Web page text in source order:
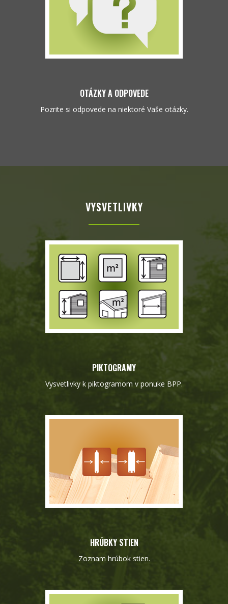
OTÁZKY A ODPOVEDE
Pozrite si odpovede na niektoré Vaše otázky.
VYSVETLIVKY
PIKTOGRAMY
Vysvetlivky k piktogramom v ponuke BPP.
HRÚBKY STIEN
Zoznam hrúbok stien.